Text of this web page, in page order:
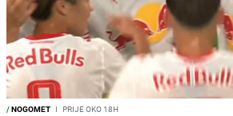
/NOGOMET I PRIJE OKO 18H